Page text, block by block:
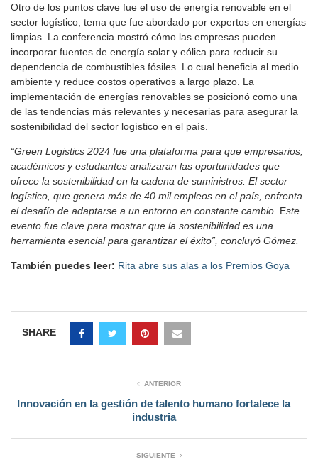
Otro de los puntos clave fue el uso de energía renovable en el
sector logístico, tema que fue abordado por expertos en energías
limpias. La conferencia mostró cómo las empresas pueden
incorporar fuentes de energía solar y eólica para reducir su
dependencia de combustibles fósiles. Lo cual beneficia al medio
ambiente y reduce costos operativos a largo plazo. La
implementación de energías renovables se posicionó como una
de las tendencias más relevantes y necesarias para asegurar la
sostenibilidad del sector logístico en el país.
“Green Logistics 2024 fue una plataforma para que empresarios,
académicos y estudiantes analizaran las oportunidades que
ofrece la sostenibilidad en la cadena de suministros. El sector
logístico, que genera más de 40 mil empleos en el país, enfrenta
el desafío de adaptarse a un entorno en constante cambio . Este
evento fue clave para mostrar que la sostenibilidad es una
herramienta esencial para garantizar el éxito”, concluyó Gómez.
También puedes leer: Rita abre sus alas a los Premios Goya
SHARE
ANTERIOR
Innovación en la gestión de talento humano fortalece la
industria
SIGUIENTE